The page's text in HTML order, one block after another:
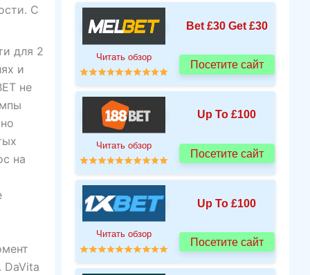
С
для 2
и
не
на
DaVita
Bet £30 Get £30
Читать обзор
Посетите сайт
Up To £100
Читать обзор
Посетите сайт
Up To £100
Читать обзор
Посетите сайт